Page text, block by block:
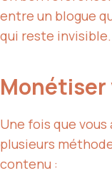
entre un blogue
qui reste invisible.
Une fois que
plusieurs
contenu :